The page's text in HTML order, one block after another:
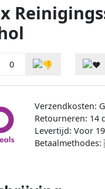
0
Verzendkosten:
Retourneren: 14
Levertijd: Voor
Betaalmethodes: